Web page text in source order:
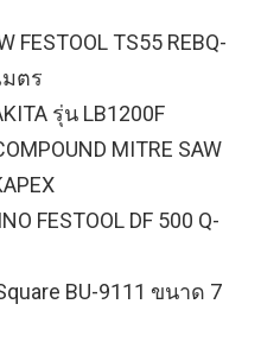
FESTOOL TS55 REBQ-
มตร
รุ่น LB1200F
MITRE SAW
FESTOOL DF 500 Q-
BU-9111 ขนาด 7